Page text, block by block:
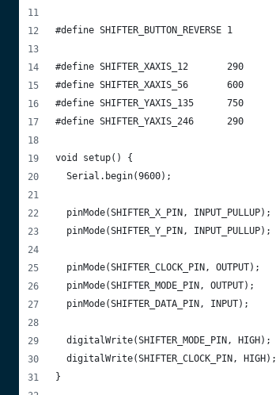
#define SHIFTER_BUTTON_REVERSE 1
#define SHIFTER_XAXIS_12       290
#define SHIFTER_XAXIS_56       600
#define SHIFTER_YAXIS_135      750
#define SHIFTER_YAXIS_246      290
void setup() {
  Serial.begin(9600);
  pinMode(SHIFTER_X_PIN, INPUT_PULLUP);
  pinMode(SHIFTER_Y_PIN, INPUT_PULLUP);
  pinMode(SHIFTER_CLOCK_PIN, OUTPUT);
  pinMode(SHIFTER_MODE_PIN, OUTPUT);
  pinMode(SHIFTER_DATA_PIN, INPUT);
  digitalWrite(SHIFTER_MODE_PIN, HIGH);
  digitalWrite(SHIFTER_CLOCK_PIN, HIGH);
}